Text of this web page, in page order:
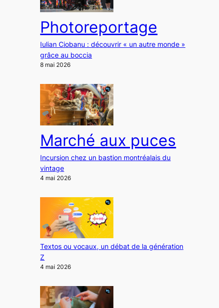
Photoreportage
Iulian Ciobanu : découvrir « un autre monde »
grâce au boccia
8 mai 2026
Marché aux puces
Incursion chez un bastion montréalais du
vintage
4 mai 2026
Textos ou vocaux, un débat de la génération
Z
4 mai 2026